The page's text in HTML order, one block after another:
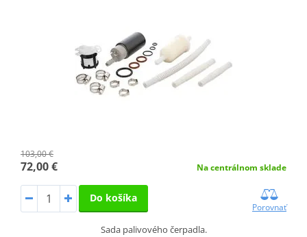
103,00 €
72,00 € Na centrálnom sklade
Do košíka
Porovnať
Sada palivového čerpadla.